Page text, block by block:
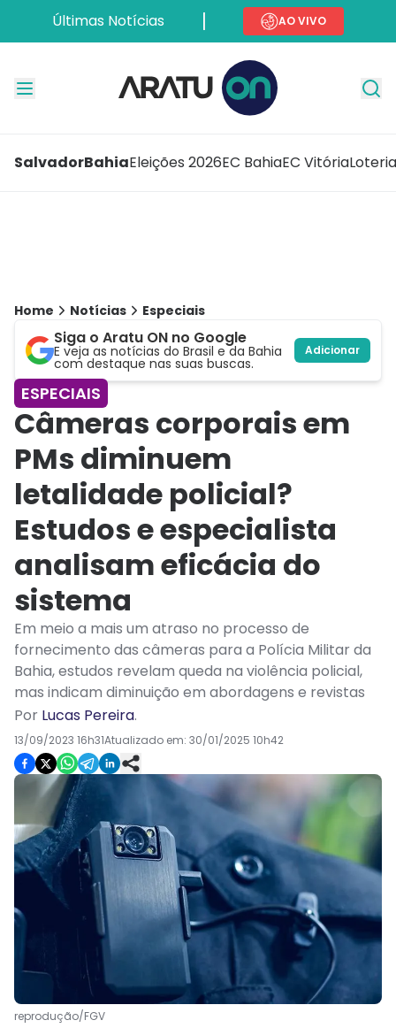
Últimas Notícias AO VIVO
SalvadorBahiaEleições 2026EC BahiaEC Vitória
Home Notícias Especiais
Siga o Aratu ON no Google
E veja as notícias do Brasil e da Bahia
com destaque nas suas buscas.
Adicionar
ESPECIAIS
Câmeras corporais em
PMs diminuem
letalidade policial?
Estudos e especialista
analisam eficácia do
sistema
Em meio a mais um atraso no processo de
fornecimento das câmeras para a Polícia Militar da
Bahia, estudos revelam queda na violência policial,
mas indicam diminuição em abordagens e revistas
Por Lucas Pereira.
13/09/2023 16h31Atualizado em: 30/01/2025 10h42
reprodução/FGV